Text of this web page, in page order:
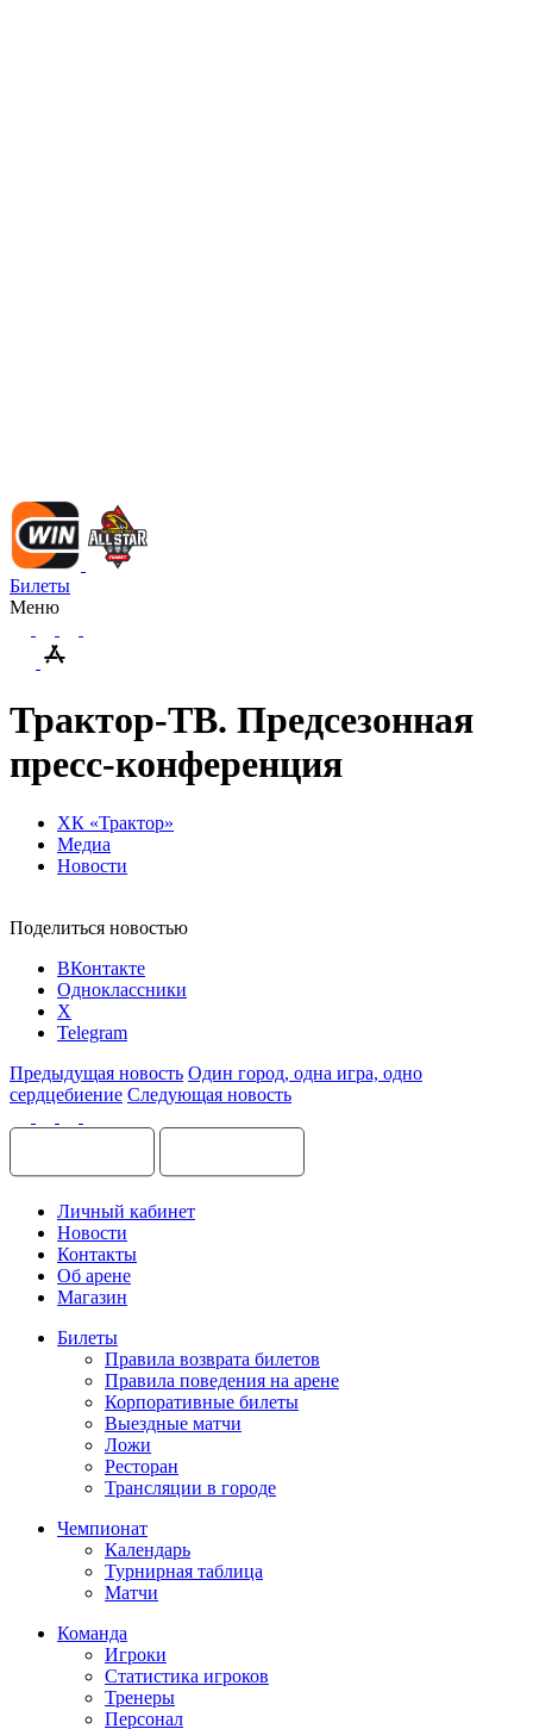
Билеты
Меню
Трактор-ТВ. Предсезонная
пресс-конференция
ХК «Трактор»
Медиа
Новости
Поделиться новостью
ВКонтакте
Одноклассники
X
Telegram
Предыдущая новость Один город, одна игра, одно
сердцебиение Следующая новость
Личный кабинет
Новости
Контакты
Об арене
Магазин
Билеты
Правила возврата билетов
Правила поведения на арене
Корпоративные билеты
Выездные матчи
Ложи
Ресторан
Трансляции в городе
Чемпионат
Календарь
Турнирная таблица
Матчи
Команда
Игроки
Статистика игроков
Тренеры
Персонал